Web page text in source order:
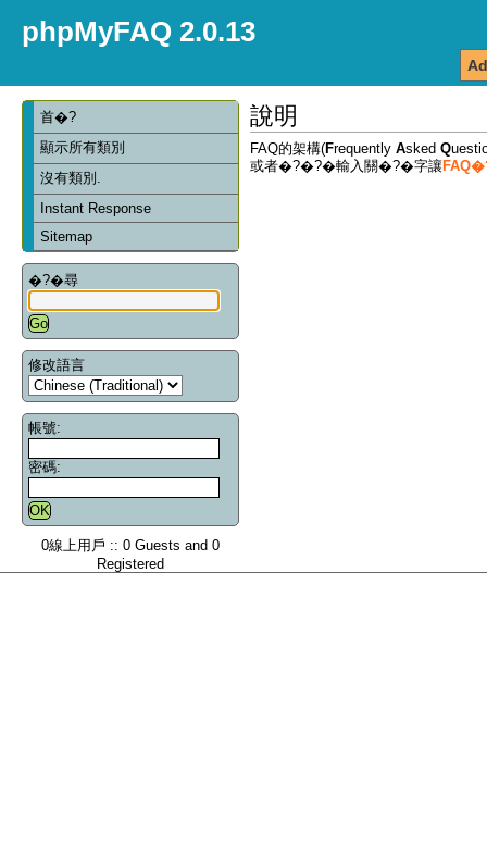
phpMyFAQ 2.0.13
首�?
顯示所有類別
沒有類別.
Instant Response
Sitemap
�?�尋
修改語言
帳號:
密碼:
0線上用戶 :: 0 Guests and 0
Registered
說明
FAQ的架構(Frequently Asked Q
或者�?�?�輸入關�?�字讓